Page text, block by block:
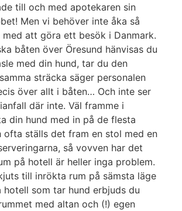
till och med apotekaren sin
Men vi behöver inte åka så
att göra ett besök i Danmark.
båten över Öresund hänvisas du
med din hund, tar du den
sträcka säger personalen
över allt i båten… Och inte ser
där inte. Väl framme i
din hund med in på de flesta
ofta ställs det fram en stol med en
så vovven har det
på hotell är heller inga problem.
till inrökta rum på sämsta läge
hotell som tar hund erbjuds du
med altan och (!) egen